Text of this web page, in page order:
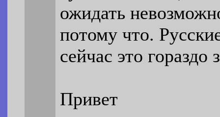
ожидать
потому что.
сейчас это гораздо
Привет